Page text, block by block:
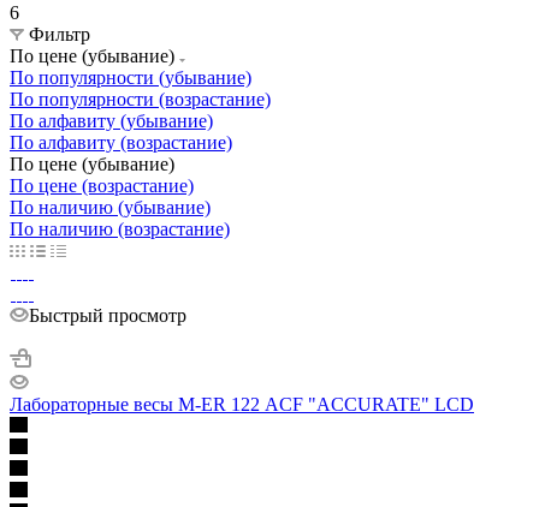
6
Фильтр
По цене (убывание)
По популярности (убывание)
По популярности (возрастание)
По алфавиту (убывание)
По алфавиту (возрастание)
По цене (убывание)
По цене (возрастание)
По наличию (убывание)
По наличию (возрастание)
Быстрый просмотр
Лабораторные весы M-ER 122 АCF "ACCURATE" LCD